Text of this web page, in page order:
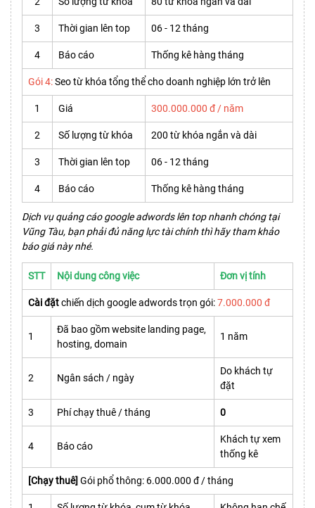
3 Thời gian lên top 06 - 12 tháng
4 Báo cáo Thống kê hàng tháng
Gói 4:Seo từ khóa tổng thể cho doanh nghiệp lớn trở lên
1 Giá 300.000.000 đ / năm
2 Số lượng từ khóa 200 từ khóa ngắn và dài
3 Thời gian lên top 06 - 12 tháng
4 Báo cáo Thống kê hàng tháng
Dịch vụ quảng cáo google adwords lên top nhanh chóng tại
Vũng Tàu, bạn phải đủ năng lực tài chính thì hãy tham khảo
báo giá này nhé.
STT Nội dung công việc Đơn vị tính
Cài đặtchiến dịch google adwords trọn gói:7.000.000 đ
1
Đã bao gồm website landing page,
hosting, domain
1 năm
2 Ngân sách / ngày
Do khách tự
đặt
3 Phí chạy thuê / tháng 0
4 Báo cáo
Khách tự xem
thống kê
[Chạy thuê] Gói phổ thông: 6.000.000 đ / tháng